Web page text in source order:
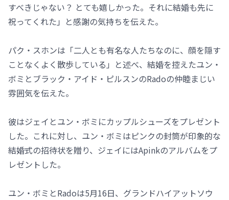
すべきじゃない？ とても嬉しかった。それに結婚も先に
祝ってくれた」と感謝の気持ちを伝えた。
パク・スホンは「二人とも有名な人たちなのに、顔を隠す
ことなくよく散歩している」と述べ、結婚を控えたユン・
ボミとブラック・アイド・ピルスンのRadoの仲睦まじい
雰囲気を伝えた。
彼はジェイとユン・ボミにカップルシューズをプレゼント
した。これに対し、ユン・ボミはピンクの封筒が印象的な
結婚式の招待状を贈り、ジェイにはApinkのアルバムをプ
レゼントした。
ユン・ボミとRadoは5月16日、グランドハイアットソウ